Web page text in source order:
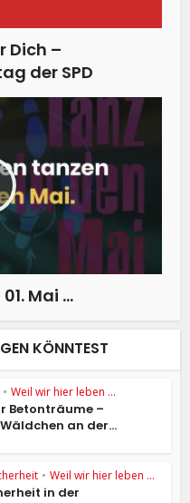
Dich –
der SPD
Mai …
KÖNNTEST
• Weil wir hier leben ...
Betonträume –
an der...
• Weil wir hier leben ...
in der